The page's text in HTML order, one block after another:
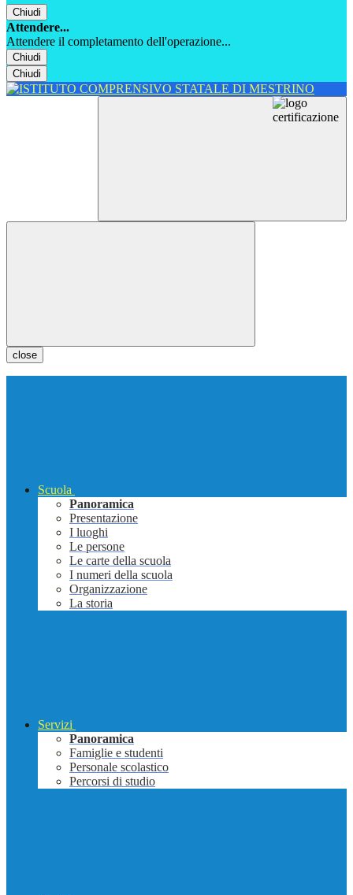
Chiudi
Attendere...
Attendere il completamento dell'operazione...
Chiudi
Chiudi
close
Scuola
Panoramica
Presentazione
I luoghi
Le persone
Le carte della scuola
I numeri della scuola
Organizzazione
La storia
Servizi
Panoramica
Famiglie e studenti
Personale scolastico
Percorsi di studio